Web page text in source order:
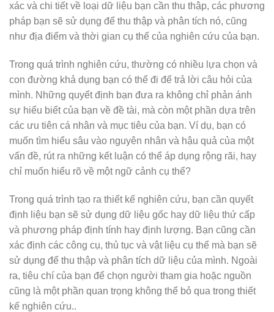
xác và chi tiết về loại dữ liệu bạn cần thu thập, các phương
pháp bạn sẽ sử dụng để thu thập và phân tích nó, cũng
như địa điểm và thời gian cụ thể của nghiên cứu của bạn.
Trong quá trình nghiên cứu, thường có nhiều lựa chọn và
con đường khả dụng bạn có thể đi để trả lời câu hỏi của
mình. Những quyết định bạn đưa ra không chỉ phản ánh
sự hiểu biết của bạn về đề tài, mà còn một phần dựa trên
các ưu tiên cá nhân và mục tiêu của bạn. Ví dụ, bạn có
muốn tìm hiểu sâu vào nguyên nhân và hậu quả của một
vấn đề, rút ra những kết luận có thể áp dụng rộng rãi, hay
chỉ muốn hiểu rõ về một ngữ cảnh cụ thể?
Trong quá trình tạo ra thiết kế nghiên cứu, bạn cần quyết
định liệu bạn sẽ sử dụng dữ liệu gốc hay dữ liệu thứ cấp
và phương pháp định tính hay định lượng. Bạn cũng cần
xác định các công cụ, thủ tục và vật liệu cụ thể mà bạn sẽ
sử dụng để thu thập và phân tích dữ liệu của mình. Ngoài
ra, tiêu chí của bạn để chọn người tham gia hoặc nguồn
cũng là một phần quan trọng không thể bỏ qua trong thiết
kế nghiên cứu..